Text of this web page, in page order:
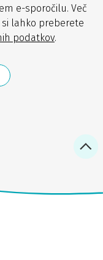
e-sporočilu. Več
lahko preberete
podatkov.